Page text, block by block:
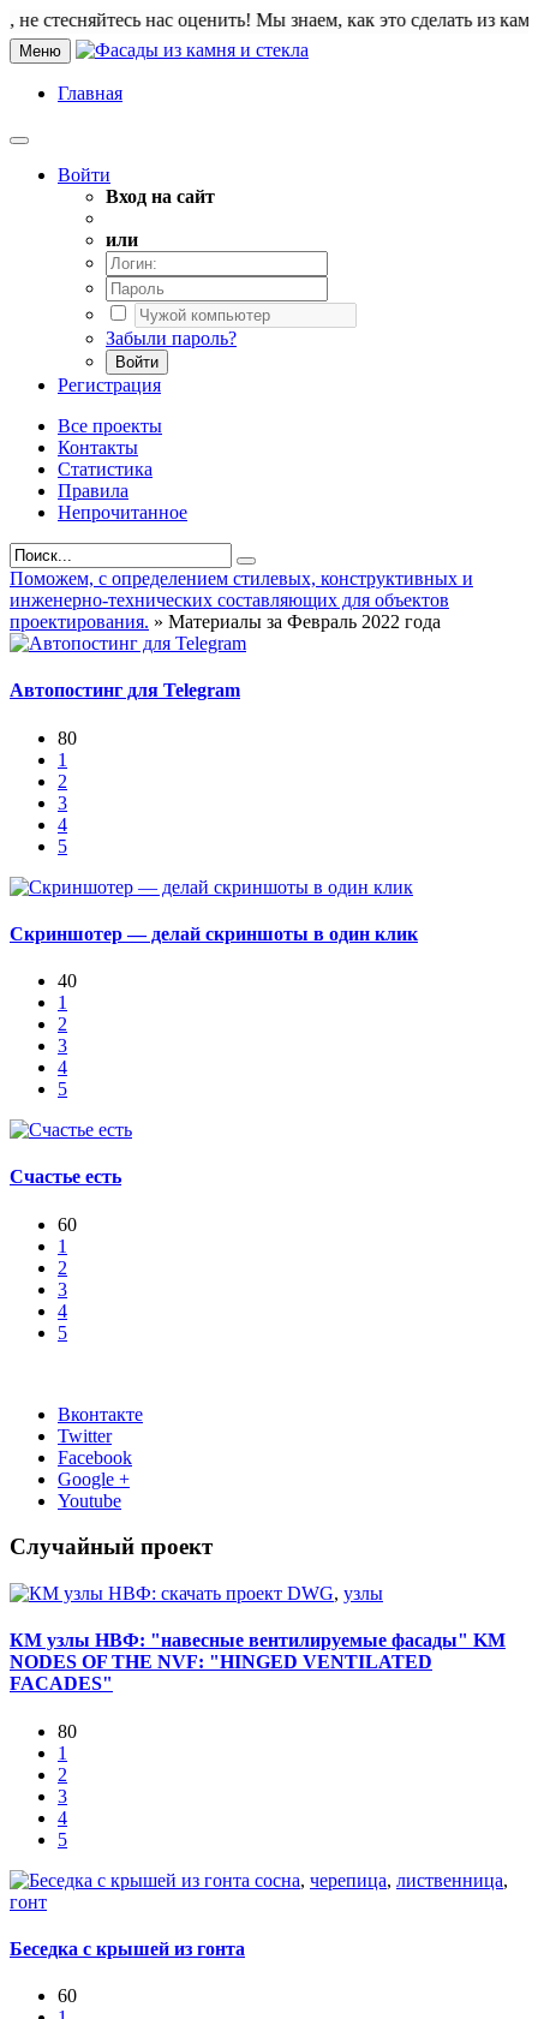
нас оценить! Мы знаем, как это сделать из
Меню
Главная
Войти
Вход на сайт
или
Забыли пароль?
Войти
Регистрация
Все проекты
Контакты
Статистика
Правила
Непрочитанное
Поможем, с определением стилевых, конструктивных и
инженерно-технических составляющих для объектов
проектирования. » Материалы за Февраль 2022 года
Автопостинг для Telegram
80
1
2
3
4
5
Скриншотер — делай скриншоты в один клик
40
1
2
3
4
5
Счастье есть
60
1
2
3
4
5
Вконтакте
Twitter
Facebook
Google +
Youtube
Случайный проект
скачать проект DWG, узлы
КМ узлы НВФ: "навесные вентилируемые фасады" KM
NODES OF THE NVF: "HINGED VENTILATED
FACADES"
80
1
2
3
4
5
сосна, черепица, лиственница,
гонт
Беседка с крышей из гонта
60